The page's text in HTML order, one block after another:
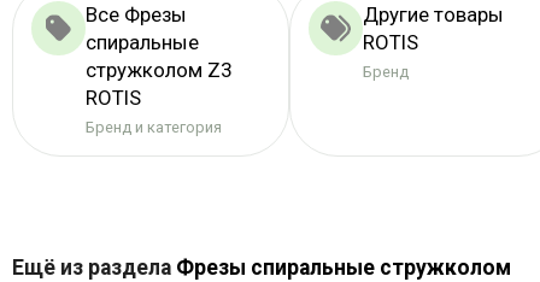
Все Фрезы
спиральные
стружколом Z3
ROTIS
Бренд и категория
Другие товары
ROTIS
Бренд
Ещё из раздела Фрезы спиральные стружколом